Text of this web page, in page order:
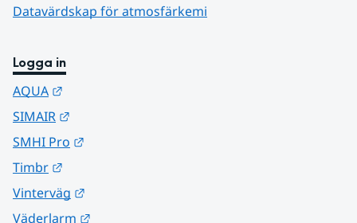
Datavärdskap för atmosfärkemi
Logga in
AQUA
SIMAIR
SMHI Pro
Timbr
Vinterväg
Väderlarm